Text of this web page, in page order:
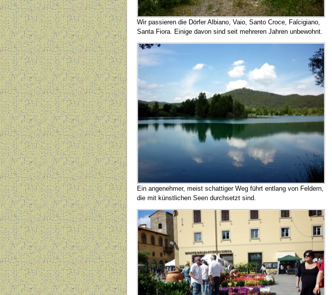
Wir passieren die Dörfer Albiano, Vaio, Santo Croce, Falcigiano,
Santa Fiora. Einige davon sind seit mehreren Jahren unbewohnt.
Ein angenehmer, meist schattiger Weg führt entlang von Feldern,
die mit künstlichen Seen durchsetzt sind.